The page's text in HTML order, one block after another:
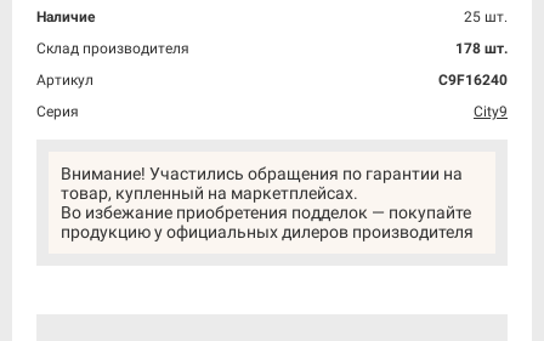
Наличие
25 шт.
Склад производителя
178 шт.
Артикул
C9F16240
Серия
City9
Внимание! Участились обращения по гарантии на
товар, купленный на маркетплейсах.
Во избежание приобретения подделок — покупайте
продукцию у официальных дилеров производителя